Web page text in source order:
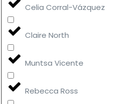
Celia Corral-Vázquez
Claire North
Muntsa Vicente
Rebecca Ross